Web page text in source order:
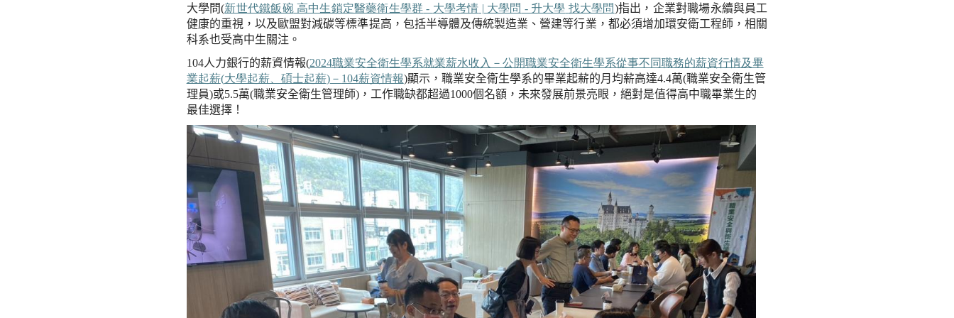
大學問(新世代鐵飯碗 高中生鎖定醫藥衛生學群 - 大學考情 | 大學問 - 升大學 找大學問)指出，企業對職場永續與員工
健康的重視，以及歐盟對減碳等標準提高，包括半導體及傳統製造業、營建等行業，都必須增加環安衛工程師，相關
科系也受高中生關注。
104人力銀行的薪資情報(2024職業安全衛生學系就業薪水收入－公開職業安全衛生學系從事不同職務的薪資行情及畢
業起薪(大學起薪、碩士起薪)－ 104薪資情報)顯示，職業安全衛生學系的畢業起薪的月均薪高達4.4萬(職業安全衛生管
理員)或5.5萬(職業安全衛生管理師)，工作職缺都超過1000個名額 ， 未來發展前景亮眼 ， 絕對是值得高中職畢業生的
最佳選擇！